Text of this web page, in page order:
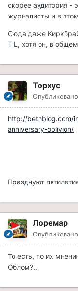
скорее аудитория -
журналисты и в
Сюда даже
TIL, хотя он, в
Topxyc
Опубликовано
http://bethblog.com/
anniversary-oblivion/
Празднуют
Лоремар
Опубликовано
То есть, по их
Облом?..